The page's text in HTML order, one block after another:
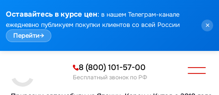
Оставайтесь в курсе цен: в нашем Телеграм-канале
ежедневно публикуем покупки клиентов со всей России
Перейти→
×
8 (800) 101-57-00
Бесплатный звонок по РФ